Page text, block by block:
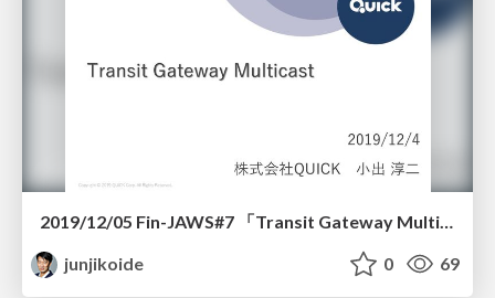
2019/12/05 Fin-JAWS#7 「Transit Gateway Multicast」
junjikoide
0 69